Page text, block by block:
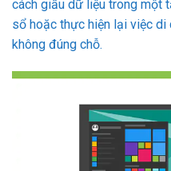
cách giấu dữ liệu trong một
sổ hoặc thực hiện lại việc di
không đúng chỗ.